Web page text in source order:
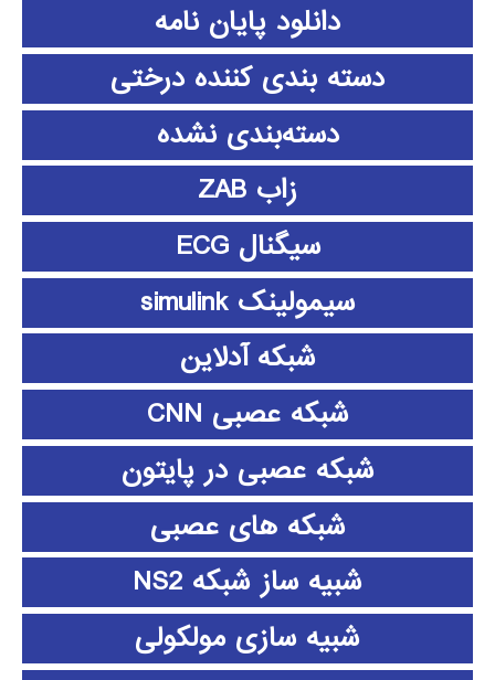
دانلود پايان نامه
دسته بندی کننده درختی
دسته‌بندی نشده
زاب ZAB
سیگنال ECG
سیمولینک simulink
شبکه آدلاین
شبکه عصبی CNN
شبکه عصبی در پایتون
شبکه های عصبی
شبیه ساز شبکه NS2
شبیه سازی مولکولی